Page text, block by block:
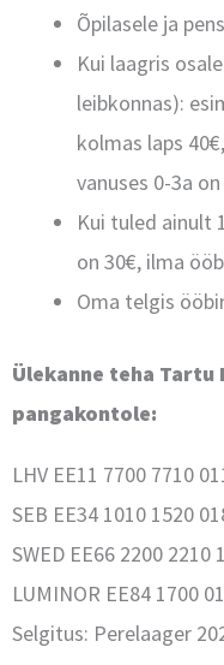
Õpilasele ja
Kui laagris
leibkonnas):
kolmas laps
vanuses 0-3a
Kui tuled ainult
on 30€, ilma
Oma telgis
Ülekanne teha
pangakontole:
LHV EE11 7700 7710
SEB EE34 1010 1520
SWED EE66 2200 2210
LUMINOR EE84 1700
Selgitus: Perelaager